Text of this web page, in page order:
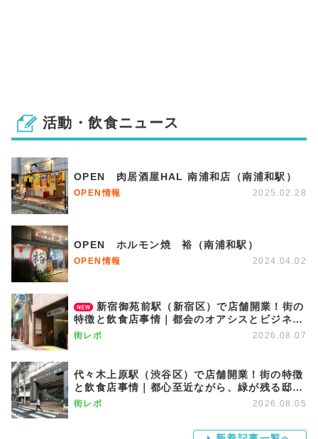
活動・飲食ニュース
OPEN 肉居酒屋HAL 南浦和店（南浦和駅）
OPEN情報 2025.02.28
OPEN ホルモン焼 裕（南浦和駅）
OPEN情報 2024.04.02
新宿御苑前駅（新宿区）で店舗開業！街の
特徴と飲食店事情｜都会のオアシスとビジネス
街が調和する優雅な街
街レポ 2026.08.07
代々木上原駅（渋谷区）で店舗開業！街の特徴
と飲食店事情｜都心至近ながら、緑が残る邸宅
エリア
街レポ 2026.08.05